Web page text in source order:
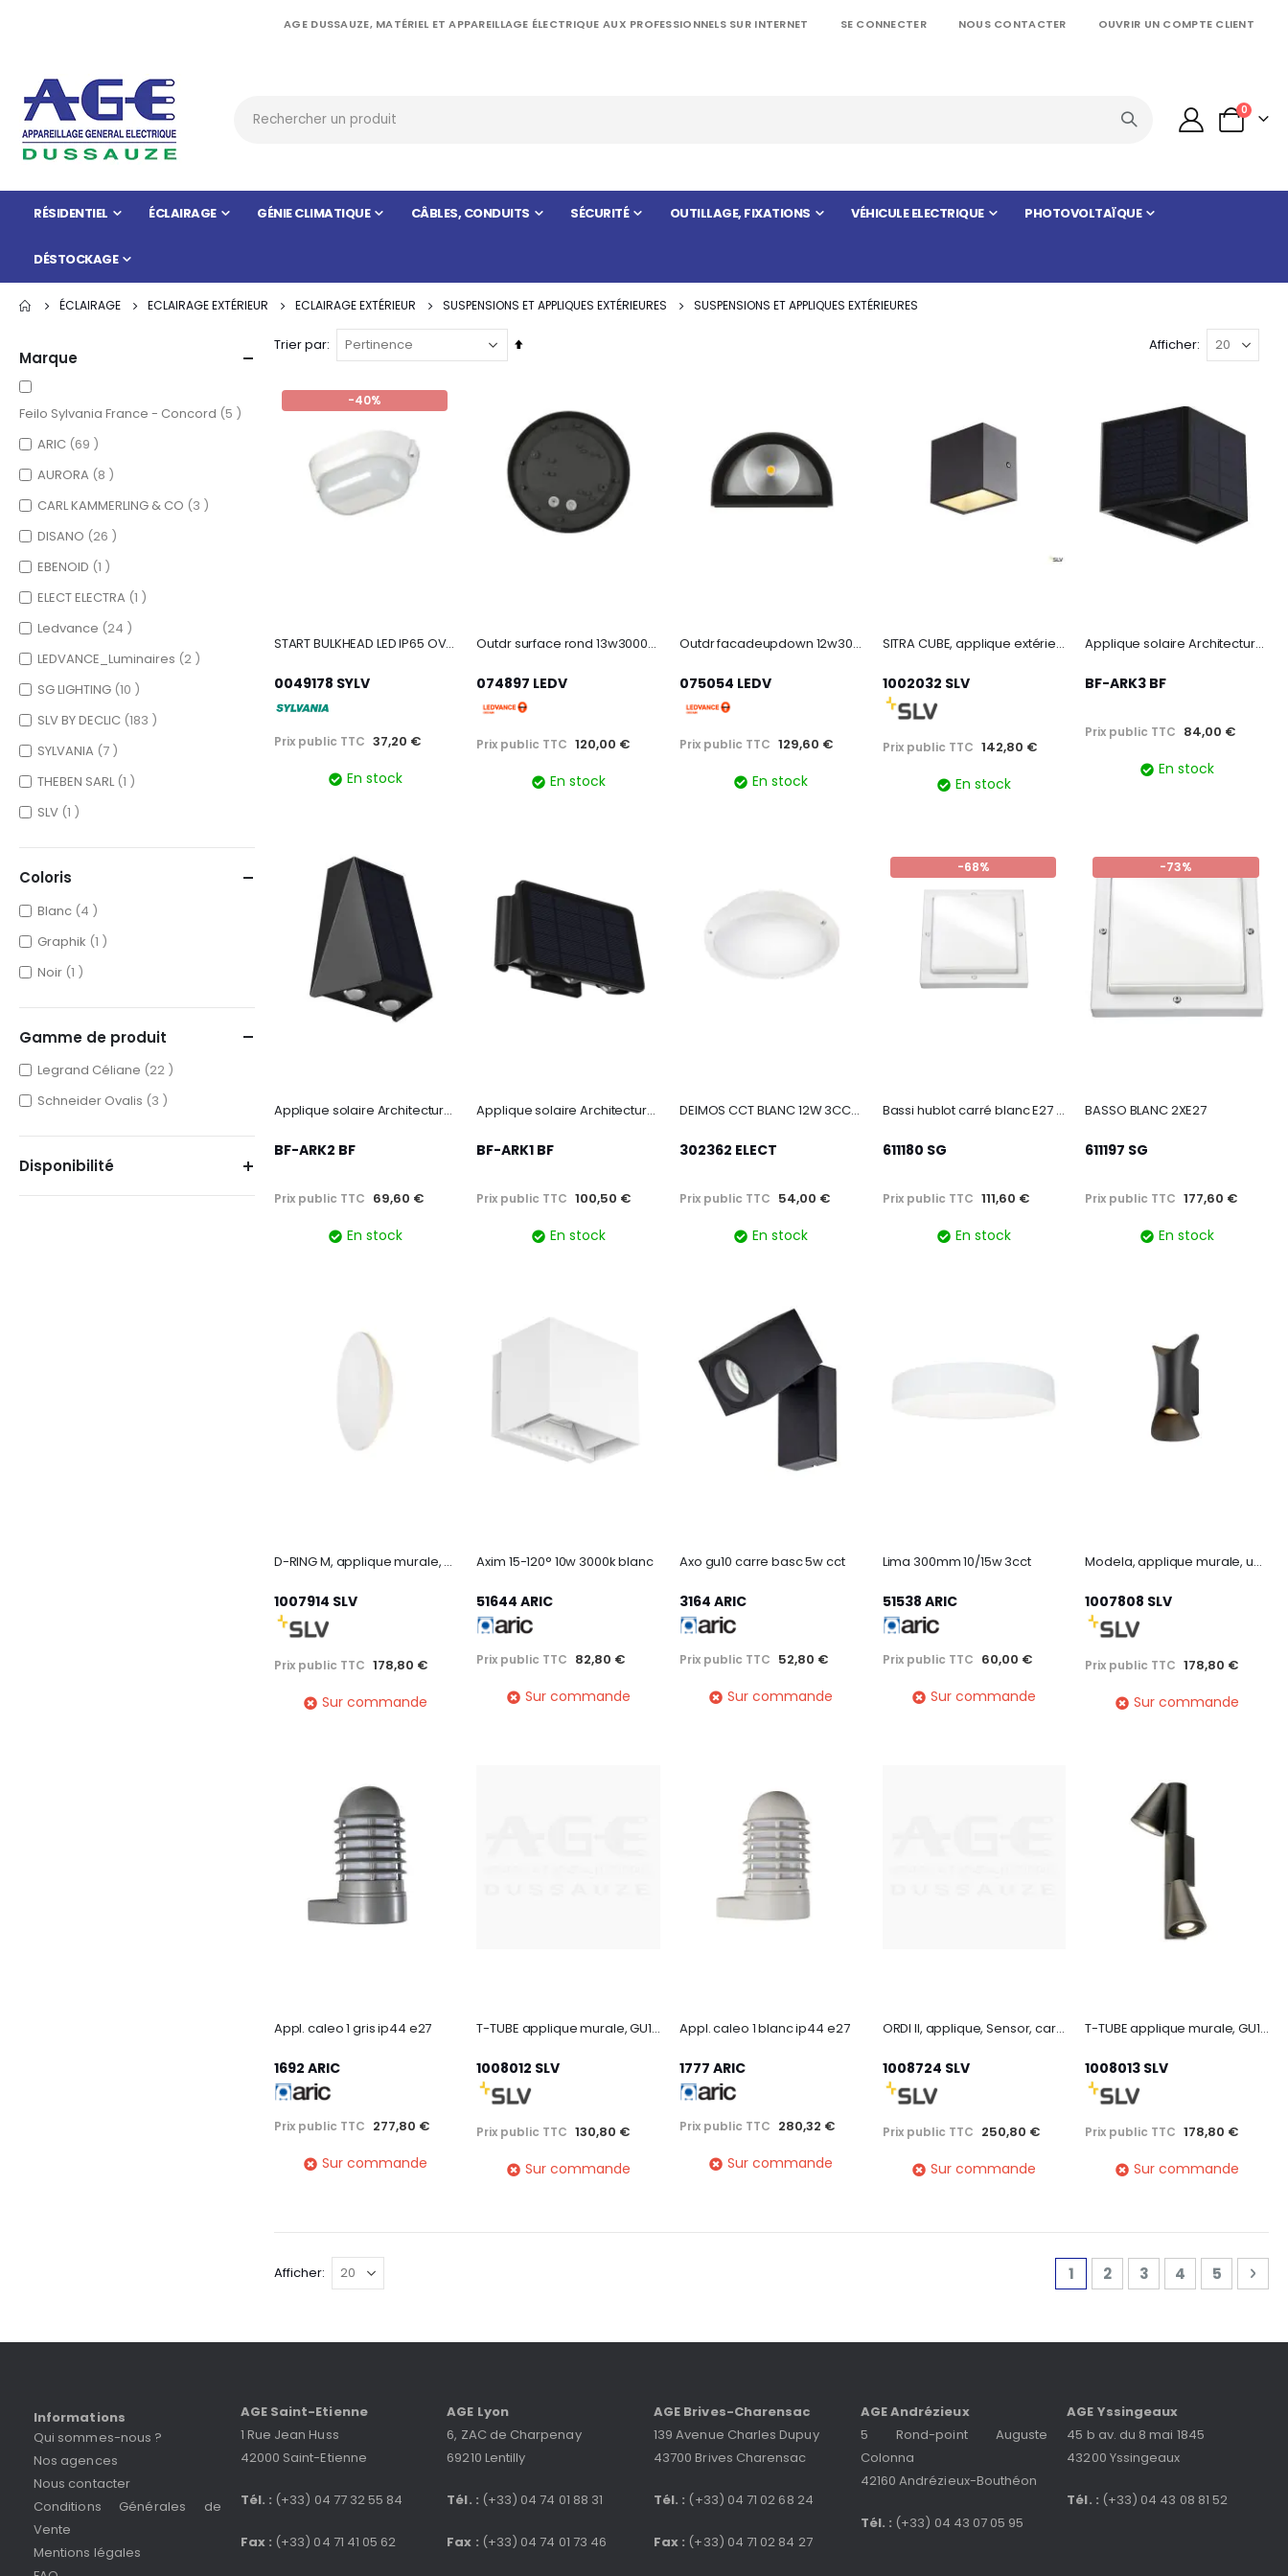
AGE DUSSAUZE, MATÉRIEL ET APPAREILLAGE ÉLECTRIQUE AUX PROFESSIONNELS SUR INTERNET SE CONNECTER NOUS CONTACTER OUVRIR UN COMPTE CLIENT
Panier
0articles
RÉSIDENTIEL ÉCLAIRAGE GÉNIE CLIMATIQUE CÂBLES, CONDUITS SÉCURITÉ OUTILLAGE, FIXATIONS VÉHICULE ELECTRIQUE PHOTOVOLTAÏQUE
DÉSTOCKAGE
ÉCLAIRAGE ECLAIRAGE EXTÉRIEUR ECLAIRAGE EXTÉRIEUR SUSPENSIONS ET APPLIQUES EXTÉRIEURES SUSPENSIONS ET APPLIQUES EXTÉRIEURES
Trier par
Par
Afficher
-40%
START BULKHEAD LED IP65 OVAL 4000K 1120LM
0049178 SYLV
Prix public TTC 37,20 €
En stock
Outdr surface rond 13w3000k gr ip54 ledv
074897 LEDV
Prix public TTC 120,00 €
En stock
Outdr facadeupdown 12w3000k gr ip54 ledv
075054 LEDV
Prix public TTC 129,60 €
En stock
SITRA CUBE, applique extérieure, anthracite, LED, 10W, 3000K, IP44
1002032 SLV
Prix public TTC 142,80 €
En stock
Applique solaire Architecturale : Faisceau ajustable Up & Do
BF-ARK3 BF
Prix public TTC 84,00 €
En stock
Applique solaire Architecturale : 1 faisceaux Up + 2 faiscea
BF-ARK2 BF
Prix public TTC 69,60 €
En stock
Applique solaire Architecturale : 2 faisceaux Up + 3 faiscea
BF-ARK1 BF
Prix public TTC 100,50 €
En stock
DEIMOS CCT BLANC 12W 3CCT (3K-4K-6K)-IRC80-IP65 1600lm ON-OF
302362 ELECT
Prix public TTC 54,00 €
En stock
-68%
Bassi hublot carré blanc E27 classe I IP65
611180 SG
Prix public TTC 111,60 €
En stock
-73%
BASSO BLANC 2XE27
611197 SG
Prix public TTC 177,60 €
En stock
D-RING M, applique murale, PHASE, 2700/3000K, PHASE, IP65, blanc
1007914 SLV
Prix public TTC 178,80 €
Sur commande
Axim 15-120° 10w 3000k blanc
51644 ARIC
Prix public TTC 82,80 €
Sur commande
Axo gu10 carre basc 5w cct
3164 ARIC
Prix public TTC 52,80 €
Sur commande
Lima 300mm 10/15w 3cct
51538 ARIC
Prix public TTC 60,00 €
Sur commande
Modela, applique murale, up/down, 2700 k, phase, noir
1007808 SLV
Prix public TTC 178,80 €
Sur commande
Appl. caleo 1 gris ip44 e27
1692 ARIC
Prix public TTC 277,80 €
Sur commande
T-TUBE applique murale, GU10 simple
1008012 SLV
Prix public TTC 130,80 €
Sur commande
Appl. caleo 1 blanc ip44 e27
1777 ARIC
Prix public TTC 280,32 €
Sur commande
ORDI II, applique, Sensor, carré, 2200/3000 K, IP54, blanc, bord de mer
1008724 SLV
Prix public TTC 250,80 €
Sur commande
T-TUBE applique murale, GU10 double
1008013 SLV
Prix public TTC 178,80 €
Sur commande
Page
Vous lisez actuellement la
1 Page
2 Page
3 Page
4 Page
5
Afficher
Marque
Feilo Sylvania France - Concord 5 items
ARIC 69 items
AURORA 8 items
CARL KAMMERLING & CO 3 items
DISANO 26 items
EBENOID 1 item
ELECT ELECTRA 1 item
Ledvance 24 items
LEDVANCE_Luminaires 2 items
SG LIGHTING 10 items
SLV BY DECLIC 183 items
SYLVANIA 7 items
THEBEN SARL 1 item
SLV 1 item
Coloris
Blanc 4 items
Graphik 1 item
Noir 1 item
Gamme de produit
Legrand Céliane 22 items
Schneider Ovalis 3 items
Disponibilité
Informations
Qui sommes-nous ?
Nos agences
Nous contacter
Conditions Générales de
Vente
Mentions légales
AGE Saint-Etienne
1 Rue Jean Huss
42000 Saint-Etienne
Tél. : (+33) 04 77 32 55 84
Fax : (+33) 04 71 41 05 62
AGE Lyon
6, ZAC de Charpenay
69210 Lentilly
Tél. : (+33) 04 74 01 88 31
Fax : (+33) 04 74 01 73 46
AGE Brives-Charensac
139 Avenue Charles Dupuy
43700 Brives Charensac
Tél. : (+33) 04 71 02 68 24
Fax : (+33) 04 71 02 84 27
AGE Andrézieux
5 Rond-point Auguste
Colonna
42160 Andrézieux-Bouthéon
Tél. : (+33) 04 43 07 05 95
AGE Yssingeaux
45 b av. du 8 mai 1845
43200 Yssingeaux
Tél. : (+33) 04 43 08 81 52